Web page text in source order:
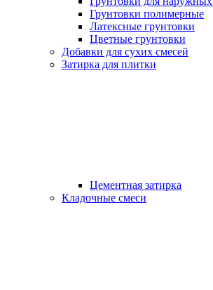
Грунтовки полимерные
Латексные грунтовки
Цветные грунтовки
Добавки для сухих смесей
Затирка для плитки
Цементная затирка
Кладочные смеси